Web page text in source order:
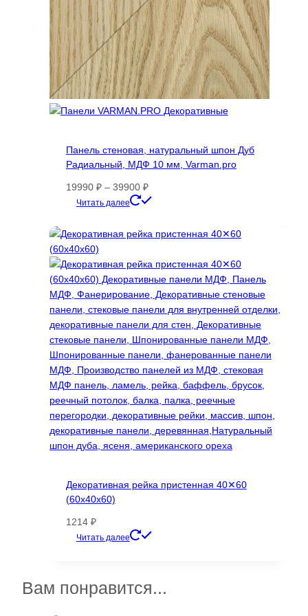
товара.
Панель стеновая, натуральный шпон Дуб
Радиальный, МДФ 10 мм, Varman.pro
19990 ₽ – 39900 ₽Диапазон
цен:
–
Читать далее
имеет
вариаций.
Опции
можно
выбрать
на
странице
товара.
Декоративная рейка пристенная 40✕60
(60х40х60)
1214 ₽
Читать далее
вариаций.
Вам понравится...